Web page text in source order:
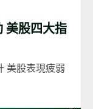
美股四大指
美股表現疲弱